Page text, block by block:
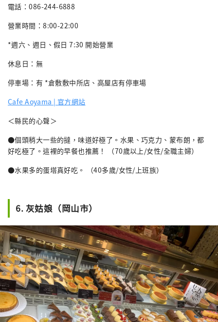
電話：086-244-6888
營業時間：8:00-22:00
*週六、週日、假日 7:30 開始營業
休息日：無
停車場：有 *倉敷敷中所店、高屋店有停車場
Cafe Aoyama | 官方網站
＜縣民的心聲＞
●個頭稍大一些的撻，味道好極了。水果、巧克力、蒙布朗，都
好吃極了。這裡的早餐也推薦！ （70歲以上/女性/全職主婦）
●水果多的蛋塔真好吃。 （40多歲/女性/上班族）
6. 灰姑娘（岡山市）